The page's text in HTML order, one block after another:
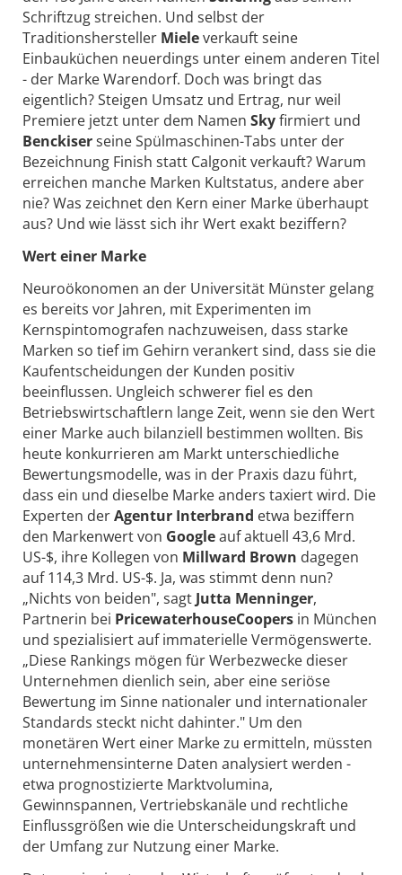
Schriftzug streichen. Und selbst der
Traditionshersteller Mieleverkauft seine
Einbauküchen neuerdings unter einem anderen Titel
- der Marke Warendorf. Doch was bringt das
eigentlich? Steigen Umsatz und Ertrag, nur weil
Premiere jetzt unter dem Namen Skyfirmiert und
Benckiserseine Spülmaschinen-Tabs unter der
Bezeichnung Finish statt Calgonit verkauft? Warum
erreichen manche Marken Kultstatus, andere aber
nie? Was zeichnet den Kern einer Marke überhaupt
aus? Und wie lässt sich ihr Wert exakt beziffern?
Wert einer Marke
Neuroökonomen an der Universität Münster gelang
es bereits vor Jahren, mit Experimenten im
Kernspintomografen nachzuweisen, dass starke
Marken so tief im Gehirn verankert sind, dass sie die
Kaufentscheidungen der Kunden positiv
beeinflussen. Ungleich schwerer fiel es den
Betriebswirtschaftlern lange Zeit, wenn sie den Wert
einer Marke auch bilanziell bestimmen wollten. Bis
heute konkurrieren am Markt unterschiedliche
Bewertungsmodelle, was in der Praxis dazu führt,
dass ein und dieselbe Marke anders taxiert wird. Die
Experten derAgentur Interbrand etwa beziffern
den Markenwert von Googleauf aktuell 43,6 Mrd.
US-$, ihre Kollegen von Millward Brown dagegen
auf 114,3 Mrd. US-$. Ja, was stimmt denn nun?
„Nichts von beiden", sagt Jutta Menninger,
Partnerin bei PricewaterhouseCoopers in München
und spezialisiert auf immaterielle Vermögenswerte.
„Diese Rankings mögen für Werbezwecke dieser
Unternehmen dienlich sein, aber eine seriöse
Bewertung im Sinne nationaler und internationaler
Standards steckt nicht dahinter." Um den
monetären Wert einer Marke zu ermitteln, müssten
unternehmensinterne Daten analysiert werden -
etwa prognostizierte Marktvolumina,
Gewinnspannen, Vertriebskanäle und rechtliche
Einflussgrößen wie die Unterscheidungskraft und
der Umfang zur Nutzung einer Marke.